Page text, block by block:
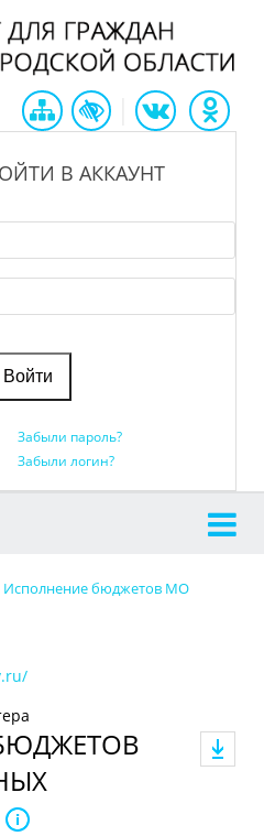
В АККАУНТ
Забыли пароль?
Забыли логин?
Исполнение бюджетов МО